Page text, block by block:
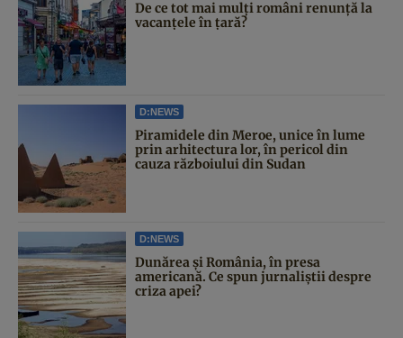
De ce tot mai mulți români renunță la
vacanțele în țară?
D:NEWS
Piramidele din Meroe, unice în lume
prin arhitectura lor, în pericol din
cauza războiului din Sudan
D:NEWS
Dunărea și România, în presa
americană. Ce spun jurnaliștii despre
criza apei?